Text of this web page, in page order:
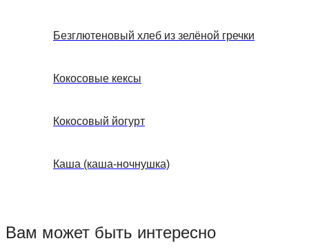
Безглютеновый хлеб из зелёной гречки
Кокосовые кексы
Кокосовый йогурт
Каша (каша-ночнушка)
Вам может быть интересно